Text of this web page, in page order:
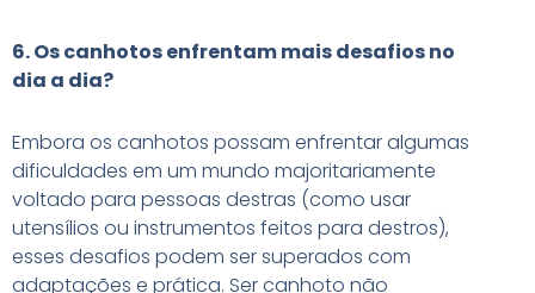
6. Os canhotos enfrentam mais desafios no
dia a dia?
Embora os canhotos possam enfrentar algumas
dificuldades em um mundo majoritariamente
voltado para pessoas destras (como usar
utensílios ou instrumentos feitos para destros),
esses desafios podem ser superados com
adaptações e prática. Ser canhoto não